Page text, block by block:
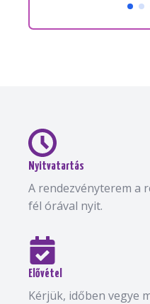
Nyitvatartás
A rendezvényterem a
fél órával nyit.
Elővétel
Kérjük, időben vegye